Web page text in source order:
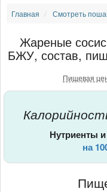
Главная Смотреть
Жареные
БЖУ, состав,
Пищевая
Нутриенты
на